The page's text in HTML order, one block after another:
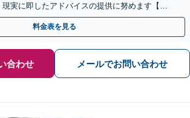
実に即したアドバイスの提供に努めます【労
面談OK】
料金表を見る
合わせ メールでお問い合わせ